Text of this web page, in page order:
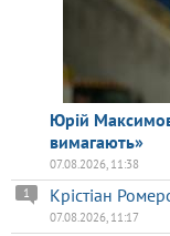
Юрій
вимагають»
07.08.2026, 11:38
Крістіан
1
07.08.2026, 11:17